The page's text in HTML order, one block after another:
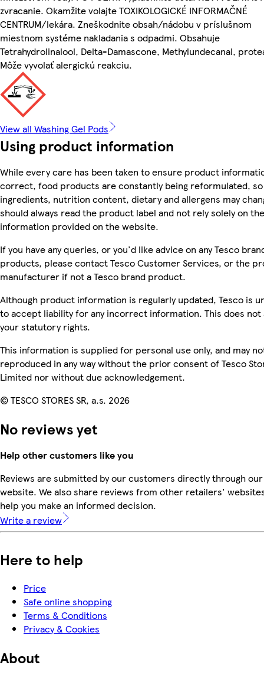
zvracanie. Okamžite volajte TOXIKOLOGICKÉ INFORMAČNÉ
CENTRUM/lekára. Zneškodnite obsah/nádobu v príslušnom
miestnom systéme nakladania s odpadmi. Obsahuje
Tetrahydrolinalool, Delta-Damascone, Methylundecanal,
Môže vyvolať alergickú reakciu.
View all Washing Gel Pods
Using product information
While every care has been taken to ensure product
correct, food products are constantly being reformulated, so
ingredients, nutrition content, dietary and allergens may
should always read the product label and not rely solely on the
information provided on the website.
If you have any queries, or you'd like advice on any Tesco
products, please contact Tesco Customer Services, or the
manufacturer if not a Tesco brand product.
Although product information is regularly updated, Tesco is
to accept liability for any incorrect information. This does
your statutory rights.
This information is supplied for personal use only, and may
reproduced in any way without the prior consent of Tesco
Limited nor without due acknowledgement.
© TESCO STORES SR, a.s. 2026
No reviews yet
Help other customers like you
Reviews are submitted by our customers directly through our
website. We also share reviews from other retailers'
help you make an informed decision.
Write a review
Here to help
Price
Safe online shopping
Terms & Conditions
Privacy & Cookies
About